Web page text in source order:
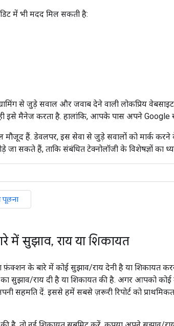
में भी मदद मिल सकती है:
से जुड़े सवाल और जवाब देने वाली लोकप्रिय वेबसाइट
इसे मैनेज करता है. हालांकि, आपके पास अपने Google
मौजूद हैं. डेवलपर, इस सेवा से जुड़े सवालों को मार्क करने
जा सकते हैं, ताकि संबंधित टेक्नोलॉजी के विशेषज्ञों का
पूछना
में सुझाव, राय या शिकायत
के बारे में कोई सुझाव/राय देनी है या शिकायत
सुझाव/राय दी है या शिकायत की है. अगर आपको कोई
सहमति दें. इससे हमें सबसे ज़रूरी रिपोर्ट को